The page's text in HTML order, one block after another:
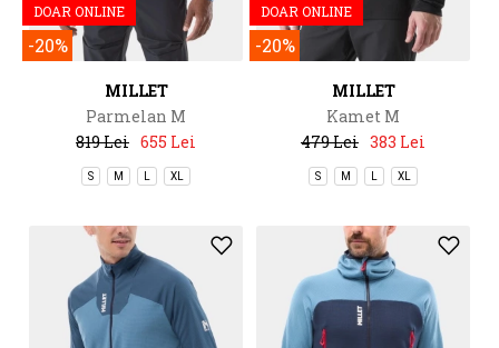
DOAR ONLINE
-20%
MILLET
Parmelan M
819 Lei 655 Lei
S M XL
DOAR ONLINE
-20%
MILLET
Kamet M
479 Lei 383 Lei
S M XL